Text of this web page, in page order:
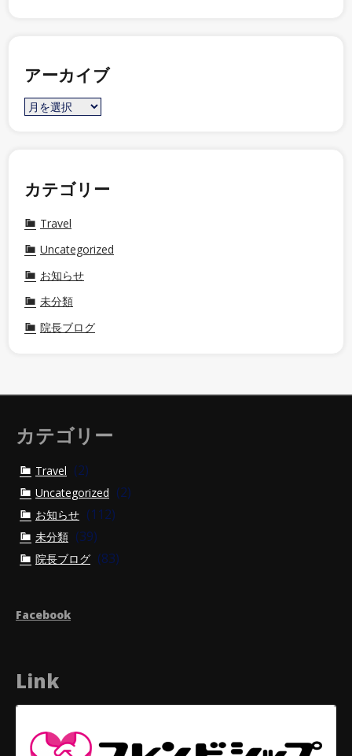
アーカイブ
カテゴリー
Travel
Uncategorized
お知らせ
未分類
院長ブログ
カテゴリー
Travel (2)
Uncategorized (2)
お知らせ (112)
未分類 (39)
院長ブログ (83)
Facebook
Link